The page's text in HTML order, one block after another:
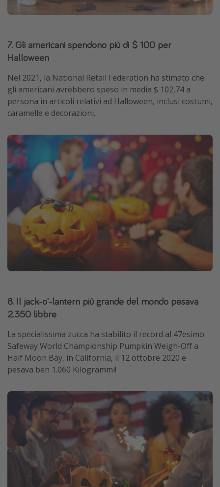
7. Gli americani spendono più di $ 100 per
Halloween
Nel 2021, la National Retail Federation ha stimato che
gli americani avrebbero speso in media $ 102,74 a
persona in articoli relativi ad Halloween, inclusi costumi,
caramelle e decorazioni.
8. Il jack-o'-lantern più grande del mondo pesava
2.350 libbre
La specialissima zucca ha stabilito il record al 47esimo
Safeway World Championship Pumpkin Weigh-Off a
Half Moon Bay, in California, il 12 ottobre 2020 e
pesava ben 1.060 Kilogrammi!